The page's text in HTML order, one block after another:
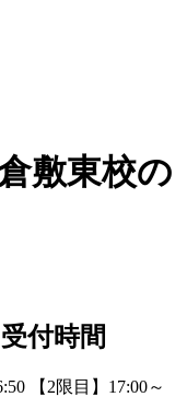
敷東校の
付時間
【2限目】17:00～